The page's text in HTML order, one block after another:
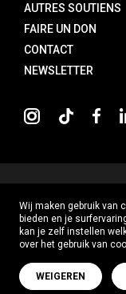
AUTRES SOUTIENS
FAIRE UN DON
CONTACT
NEWSLETTER
PRIVACY POLICY
DISCLAIMER
PRÉFÉRENCES EN
Wij maken gebruik van
bieden en je
kan je zelf instellen
over het gebruik van
WEIGEREN